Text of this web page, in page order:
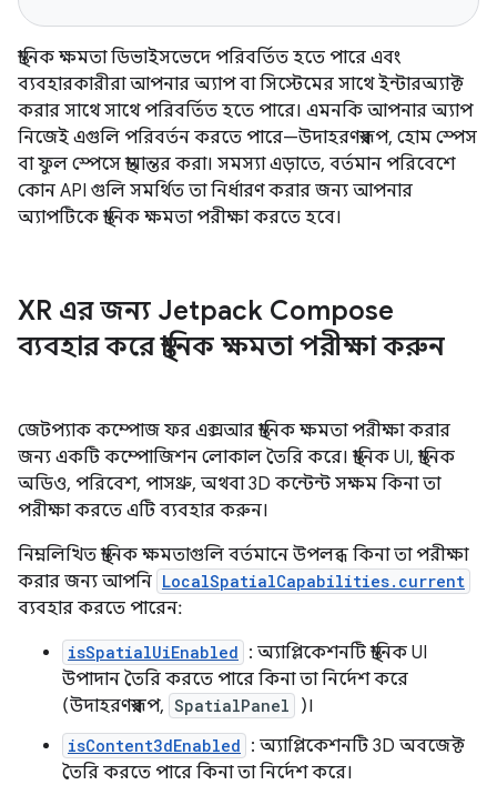
স্থানিক ক্ষমতা ডিভাইসভেদে পরিবর্তিত হতে পারে এবং
ব্যবহারকারীরা আপনার অ্যাপ বা সিস্টেমের সাথে ইন্টারঅ্যাক্ট
করার সাথে সাথে পরিবর্তিত হতে পারে। এমনকি আপনার অ্যাপ
নিজেই এগুলি পরিবর্তন করতে পারে—উদাহরণস্বরূপ, হোম স্পেস
বা ফুল স্পেসে স্থানান্তর করা। সমস্যা এড়াতে, বর্তমান পরিবেশে
কোন API গুলি সমর্থিত তা নির্ধারণ করার জন্য আপনার
অ্যাপটিকে স্থানিক ক্ষমতা পরীক্ষা করতে হবে।
XR এর জন্য Jetpack Compose
ব্যবহার করে স্থানিক ক্ষমতা পরীক্ষা করুন
জেটপ্যাক কম্পোজ ফর এক্সআর স্থানিক ক্ষমতা পরীক্ষা করার
জন্য একটি কম্পোজিশন লোকাল তৈরি করে। স্থানিক UI, স্থানিক
অডিও, পরিবেশ, পাসথ্রু, অথবা 3D কন্টেন্ট সক্ষম কিনা তা
পরীক্ষা করতে এটি ব্যবহার করুন।
নিম্নলিখিত স্থানিক ক্ষমতাগুলি বর্তমানে উপলব্ধ কিনা তা পরীক্ষা
করার জন্য আপনি LocalSpatialCapabilities.current
ব্যবহার করতে পারেন:
isSpatialUiEnabled : অ্যাপ্লিকেশনটি স্থানিক UI
উপাদান তৈরি করতে পারে কিনা তা নির্দেশ করে
(উদাহরণস্বরূপ, SpatialPanel )।
isContent3dEnabled : অ্যাপ্লিকেশনটি 3D অবজেক্ট
তৈরি করতে পারে কিনা তা নির্দেশ করে।